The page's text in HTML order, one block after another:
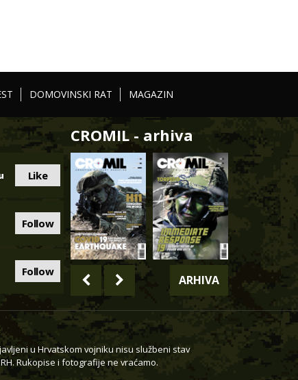
DOMOVINSKI RAT MAGAZIN
Like
Follow
Follow
CROMIL - arhiva
ARHIVA
u Hrvatskom vojniku nisu službeni stav
Rukopise i fotografije ne vraćamo.